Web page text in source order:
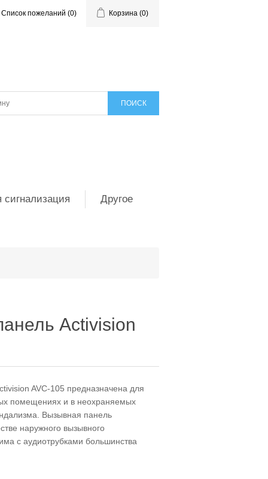
Список пожеланий (0) Корзина (0)
Другое
Activision
AVC-105 предназначена для
помещениях и в неохраняемых
Вызывная панель
наружного вызывного
с аудиотрубками большинства